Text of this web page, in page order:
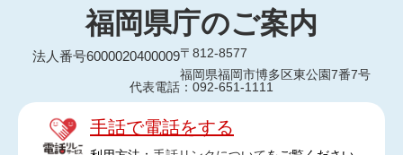
福岡県庁のご案内
法人番号6000020400009〒812-8577
福岡県福岡市博多区東公園7番7号
代表電話：092-651-1111
手話で電話をする